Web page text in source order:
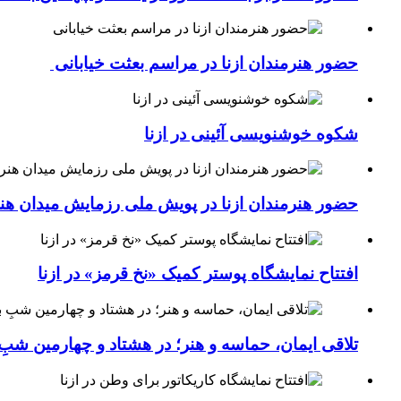
حضور هنرمندان ازنا در مراسم بعثت خیابانی
شکوه خوشنویسی آئینی در ازنا
حضور هنرمندان ازنا در پویش ملی رزمایش میدان
افتتاح نمایشگاه پوستر کمیک «نخ قرمز» در ازنا
تلاقی ایمان، حماسه و هنر؛ در هشتاد و چهارمین شبِ